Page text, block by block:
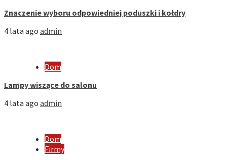
Znaczenie wyboru odpowiedniej poduszki i kołdry
4 lata ago admin
Dom
Lampy wiszące do salonu
4 lata ago admin
Dom
Firmy